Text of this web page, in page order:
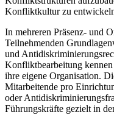
Konfliktkultur zu
In mehreren Präsenz- und
Teilnehmenden
und
Konfliktbearbeitung
ihre eigene Organisation.
Mitarbeitende pro
oder
Führungskräfte gezielt in